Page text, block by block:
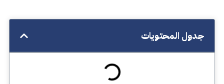
جدول المحتويات